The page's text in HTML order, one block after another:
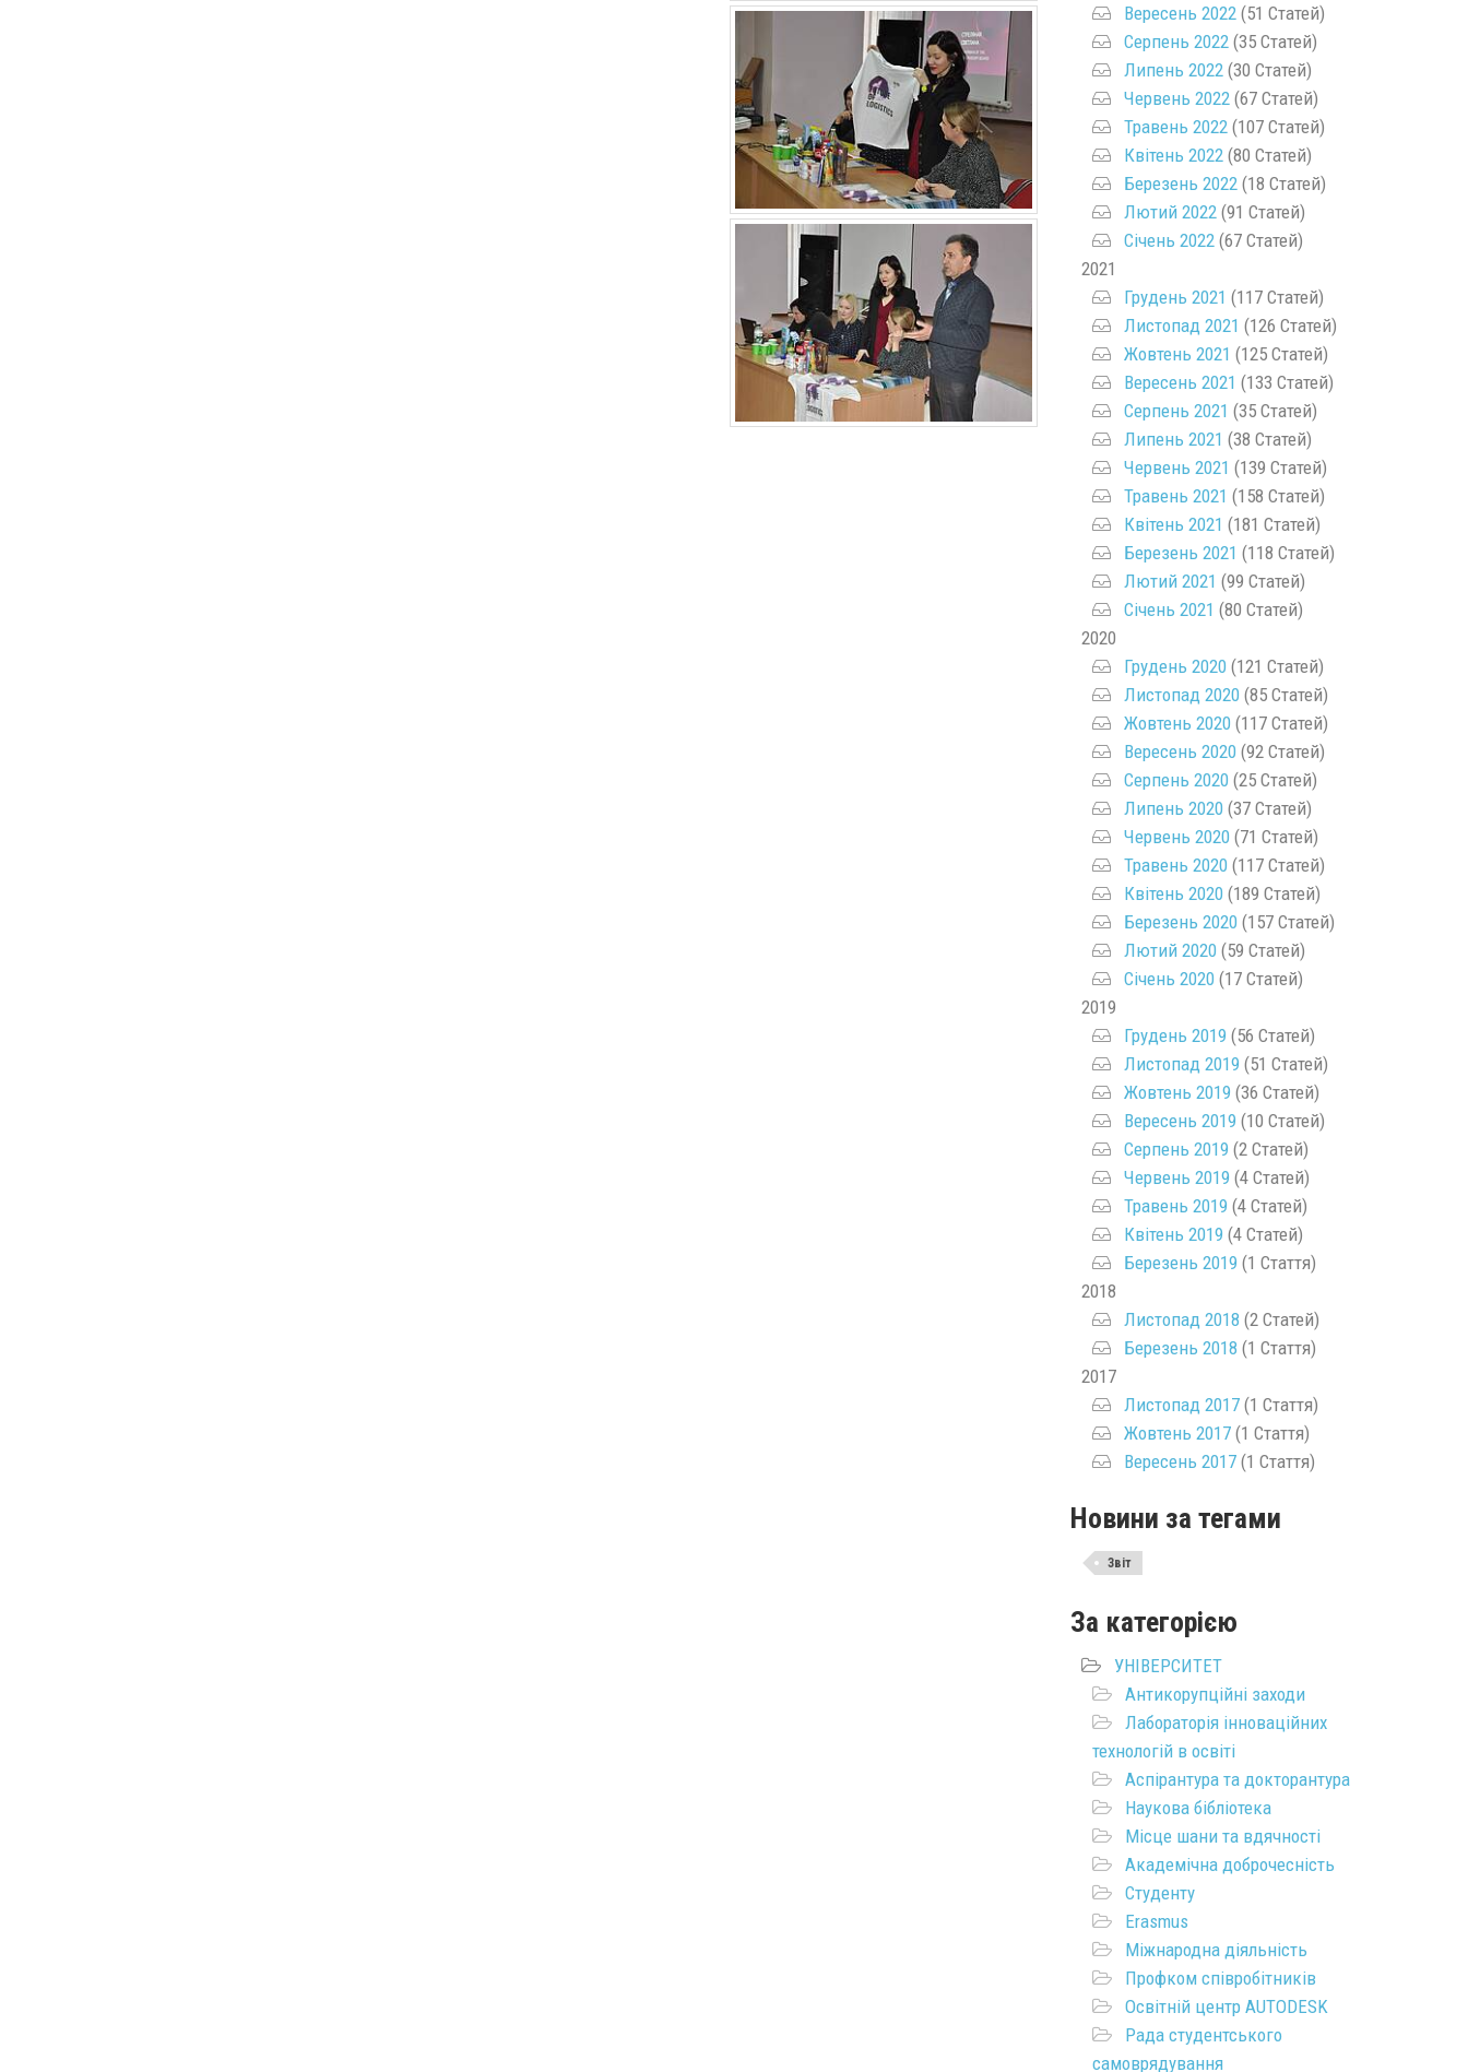
Вересень 2022(51 Статей)
Серпень 2022(35 Статей)
Липень 2022(30 Статей)
Червень 2022(67 Статей)
Травень 2022(107 Статей)
Квітень 2022(80 Статей)
Березень 2022(18 Статей)
Лютий 2022(91 Статей)
Січень 2022(67 Статей)
2021
Грудень 2021 (117 Статей)
Листопад 2021 (126 Статей)
Жовтень 2021 (125 Статей)
Вересень 2021 (133 Статей)
Серпень 2021 (35 Статей)
Липень 2021 (38 Статей)
Червень 2021 (139 Статей)
Травень 2021 (158 Статей)
Квітень 2021 (181 Статей)
Березень 2021 (118 Статей)
Лютий 2021 (99 Статей)
Січень 2021 (80 Статей)
2020
Грудень 2020(121 Статей)
Листопад 2020(85 Статей)
Жовтень 2020(117 Статей)
Вересень 2020(92 Статей)
Серпень 2020(25 Статей)
Липень 2020(37 Статей)
Червень 2020(71 Статей)
Травень 2020(117 Статей)
Квітень 2020(189 Статей)
Березень 2020(157 Статей)
Лютий 2020(59 Статей)
Січень 2020(17 Статей)
2019
Грудень 2019 (56 Статей)
Листопад 2019 (51 Статей)
Жовтень 2019 (36 Статей)
Вересень 2019 (10 Статей)
Серпень 2019 (2 Статей)
Червень 2019 (4 Статей)
Травень 2019 (4 Статей)
Квітень 2019 (4 Статей)
Березень 2019 (1 Стаття)
2018
Листопад 2018 (2 Статей)
Березень 2018 (1 Стаття)
2017
Листопад 2017(1 Стаття)
Жовтень 2017(1 Стаття)
Вересень 2017(1 Стаття)
Новини за тегами
Звіт
За категорією
УНІВЕРСИТЕТ
Антикорупційні заходи
Лабораторія інноваційних
технологій в освіті
Аспірантура та докторантура
Наукова бібліотека
Місце шани та вдячності
Академічна доброчесність
Студенту
Erasmus
Міжнародна діяльність
Профком співробітників
Освітній центр AUTODESK
Рада студентського
самоврядування